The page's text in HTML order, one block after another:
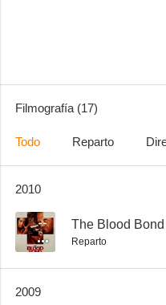
--
Filmografía (17)
Todo Reparto
2010
-- The Blood Bond
Reparto
2009